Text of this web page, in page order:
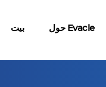
بيت حول Evacle